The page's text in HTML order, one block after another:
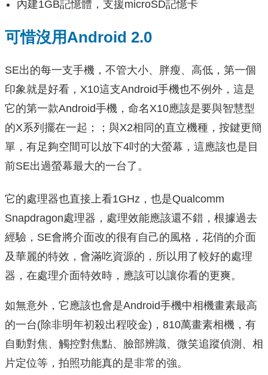
內建1GB記憶體，支援microSD記憶卡
可惜沒用Android 2.0
SE出的每一支手機，不管大小、胖瘦、高低，第一個
印象就是好看，X10這支Android手機也不例外，這是
它的第一款Android手機，命名X10應該是要與智慧型
的X系列擺在一起；；與X2相同的直立機種，按鍵更簡
單，有足夠空間可以放下4吋的大螢幕，這應該也是目
前SE出過螢幕最大的一台了。
它的處理器也直接上看1GHz，也是Qualcomm
Snapdragon處理器，處理效能應該還不錯，根據過去
經驗，SE會將介面改的很有自己的風格，花俏的介面
及華麗的特效，會滿吃資源的，所以用了較好的處理
器，在處理介面特效時，應該可以讓你看的更爽。
如無意外，它應該也會是Android手機中相機畫素最高
的一台(除非明年初殺出程咬金)，810萬畫素相機，有
自動對焦、觸控對焦點、臉部辨識、微笑追蹤偵測、相
片定位等，拍照功能真的是非常的強。